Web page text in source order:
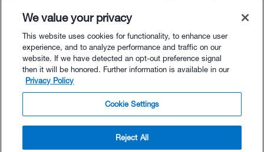
unsubscribe at any time.
© TrainingPeaks, LLC
We value your privacy
This website uses cookies for functionality, to enhance user
experience, and to analyze performance and traffic on our
website. If we have detected an opt-out preference signal
then it will be honored. Further information is available in our
Privacy Policy
Cookie Settings
Reject All